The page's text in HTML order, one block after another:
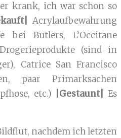
krank, ich war schon so
Acrylaufbewahrung
bei Butlers, L’Occitane
(sind in
Catrice San Francisco
paar Primarksachen
etc.)
|Gestaunt|
Es
nachdem ich letzten